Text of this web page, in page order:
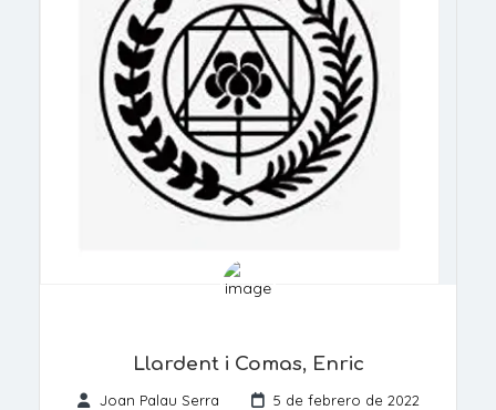
Llardent i Comas, Enric
Joan Palau Serra 5 de febrero de 2022